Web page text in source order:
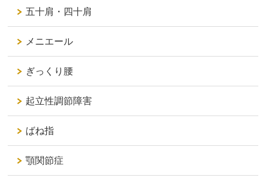
五十肩・四十肩
メニエール
ぎっくり腰
起立性調節障害
ばね指
顎関節症